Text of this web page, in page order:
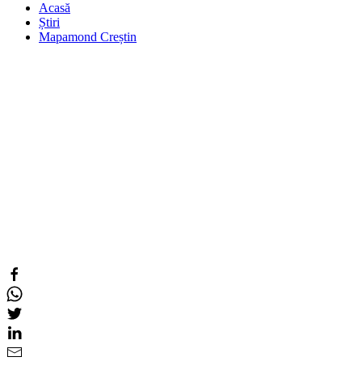
Acasă
Știri
Mapamond Creștin